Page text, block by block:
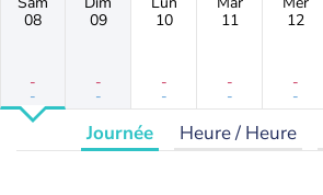
08
-
-
09
-
-
10
-
-
11
-
-
12
-
-
Journée Heure / Heure